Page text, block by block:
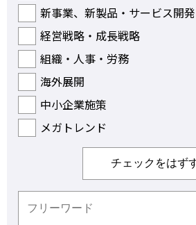
新事業、新製品・サービス開発
経営戦略・成長戦略
組織・人事・労務
海外展開
中小企業施策
メガトレンド